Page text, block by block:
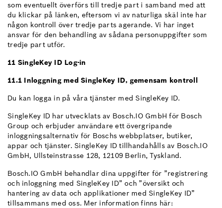
som eventuellt överförs till tredje part i samband med att
du klickar på länken, eftersom vi av naturliga skäl inte har
någon kontroll över tredje parts agerande. Vi har inget
ansvar för den behandling av sådana personuppgifter som
tredje part utför.
11 SingleKey ID Log-in
11.1 Inloggning med SingleKey ID, gemensam kontroll
Du kan logga in på våra tjänster med SingleKey ID.
SingleKey ID har utvecklats av Bosch.IO GmbH för Bosch
Group och erbjuder användare ett övergripande
inloggningsalternativ för Boschs webbplatser, butiker,
appar och tjänster. SingleKey ID tillhandahålls av Bosch.IO
GmbH, Ullsteinstrasse 128, 12109 Berlin, Tyskland.
Bosch.IO GmbH behandlar dina uppgifter för ”registrering
och inloggning med SingleKey ID” och ”översikt och
hantering av data och applikationer med SingleKey ID”
tillsammans med oss. Mer information finns här: